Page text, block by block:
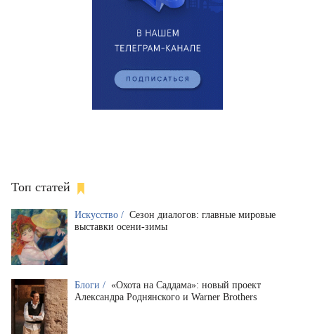
Топ статей
Искусство / Сезон диалогов: главные мировые
выставки осени-зимы
Блоги / «Охота на Саддама»: новый проект
Александра Роднянского и Warner Brothers